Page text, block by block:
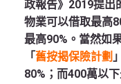
政報告》2019提出
物業可以借取最高
最高90%。當然如
「舊按揭保險計劃
80%；而400萬以